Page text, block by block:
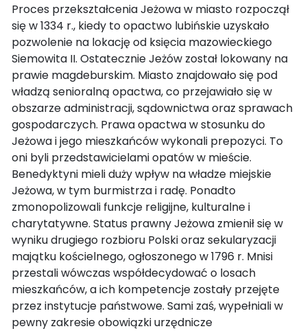
Proces przekształcenia Jeżowa w miasto rozpoczął
się w 1334 r., kiedy to opactwo lubińskie uzyskało
pozwolenie na lokację od księcia mazowieckiego
Siemowita II. Ostatecznie Jeżów został lokowany na
prawie magdeburskim. Miasto znajdowało się pod
władzą senioralną opactwa, co przejawiało się w
obszarze administracji, sądownictwa oraz sprawach
gospodarczych. Prawa opactwa w stosunku do
Jeżowa i jego mieszkańców wykonali prepozyci. To
oni byli przedstawicielami opatów w mieście.
Benedyktyni mieli duży wpływ na władze miejskie
Jeżowa, w tym burmistrza i radę. Ponadto
zmonopolizowali funkcje religijne, kulturalne i
charytatywne. Status prawny Jeżowa zmienił się w
wyniku drugiego rozbioru Polski oraz sekularyzacji
majątku kościelnego, ogłoszonego w 1796 r. Mnisi
przestali wówczas współdecydować o losach
mieszkańców, a ich kompetencje zostały przejęte
przez instytucje państwowe. Sami zaś, wypełniali w
pewny zakresie obowiązki urzędnicze